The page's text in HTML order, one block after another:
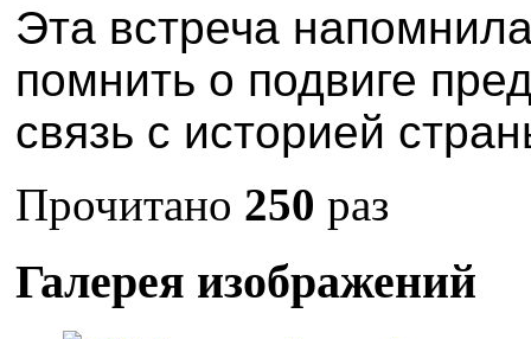
Эта встреча
помнить о подвиге
связь с историей
Прочитано 250 раз
Галерея изображений